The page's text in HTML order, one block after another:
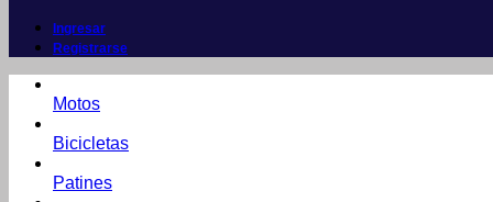
Ingresar
Registrarse
Motos
Bicicletas
Patines